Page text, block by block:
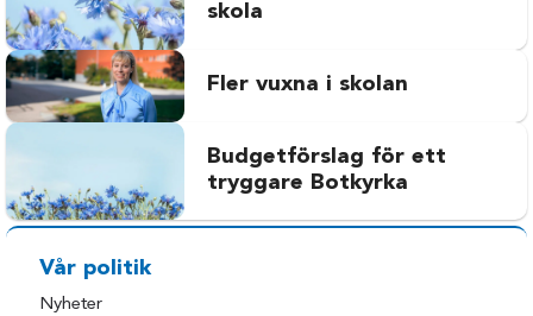
skola
Fler vuxna i skolan
Budgetförslag för ett
tryggare Botkyrka
Vår politik
Nyheter